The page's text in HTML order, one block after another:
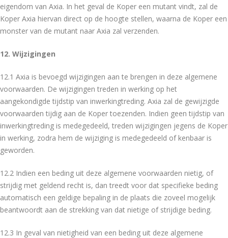
eigendom van Axia. In het geval de Koper een mutant vindt, zal de
Koper Axia hiervan direct op de hoogte stellen, waarna de Koper een
monster van de mutant naar Axia zal verzenden.
12. Wijzigingen
12.1 Axia is bevoegd wijzigingen aan te brengen in deze algemene
voorwaarden. De wijzigingen treden in werking op het
aangekondigde tijdstip van inwerkingtreding. Axia zal de gewijzigde
voorwaarden tijdig aan de Koper toezenden. Indien geen tijdstip van
inwerkingtreding is medegedeeld, treden wijzigingen jegens de Koper
in werking, zodra hem de wijziging is medegedeeld of kenbaar is
geworden.
12.2 Indien een beding uit deze algemene voorwaarden nietig, of
strijdig met geldend recht is, dan treedt voor dat specifieke beding
automatisch een geldige bepaling in de plaats die zoveel mogelijk
beantwoordt aan de strekking van dat nietige of strijdige beding.
12.3 In geval van nietigheid van een beding uit deze algemene